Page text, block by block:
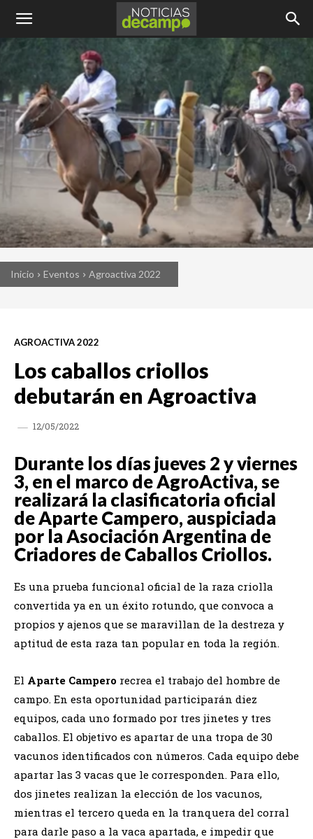
Inicio Eventos Agroactiva 2022
AGROACTIVA 2022
Los caballos criollos
debutarán en Agroactiva
12/05/2022
Durante los días jueves 2 y viernes
3, en el marco de AgroActiva, se
realizará la clasificatoria oficial
de Aparte Campero, auspiciada
por la Asociación Argentina de
Criadores de Caballos Criollos.
Es una prueba funcional oficial de la raza criolla
convertida ya en un éxito rotundo, que convoca a
propios y ajenos que se maravillan de la destreza y
aptitud de esta raza tan popular en toda la región.
El Aparte Campero recrea el trabajo del hombre de
campo. En esta oportunidad participarán diez
equipos, cada uno formado por tres jinetes y tres
caballos. El objetivo es apartar de una tropa de 30
vacunos identificados con números. Cada equipo debe
apartar las 3 vacas que le corresponden. Para ello,
dos jinetes realizan la elección de los vacunos,
mientras el tercero queda en la tranquera del corral
para darle paso a la vaca apartada, e impedir que